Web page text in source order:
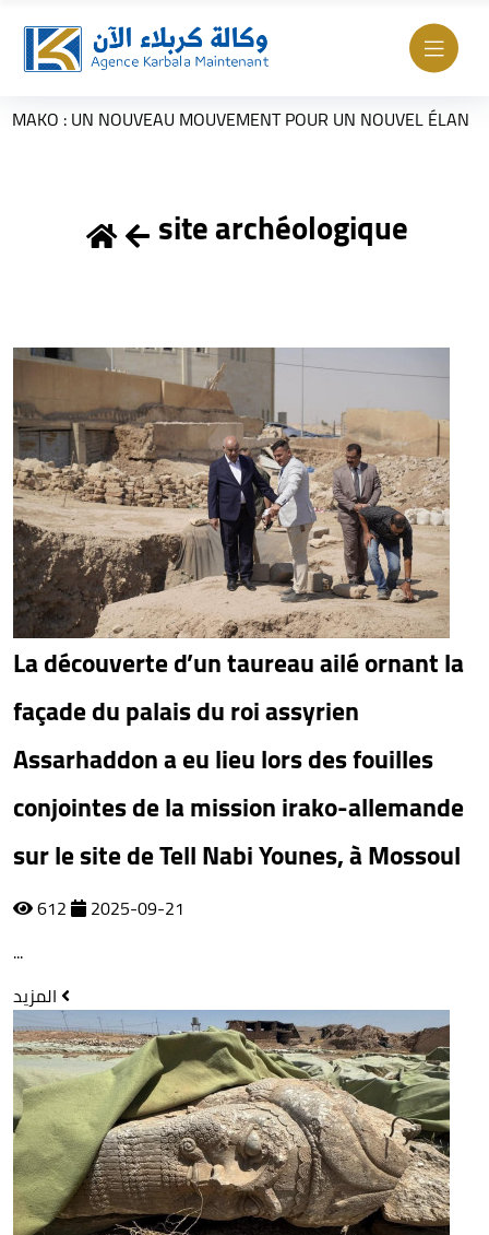
NOUVEAU MOUVEMENT POUR UN NOUVEL ÉLAN
site archéologique
La découverte d’un taureau ailé ornant la
façade du palais du roi assyrien
Assarhaddon a eu lieu lors des fouilles
conjointes de la mission irako-allemande
sur le site de Tell Nabi Younes, à Mossoul
612
2025-09-21
...